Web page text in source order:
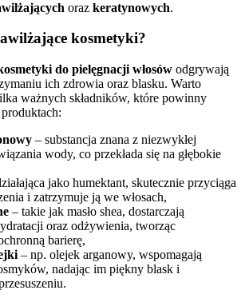
oraz keratynowych.
kosmetyki?
do pielęgnacji włosów odgrywają
ich zdrowia oraz blasku. Warto
ważnych składników, które powinny
– substancja znana z niezwykłej
wody, co przekłada się na głębokie
jako humektant, skutecznie przyciąga
i zatrzymuje ją we włosach,
– takie jak masło shea, dostarczają
oraz odżywienia, tworząc
barierę,
– np. olejek arganowy, wspomagają
nadając im piękny blask i